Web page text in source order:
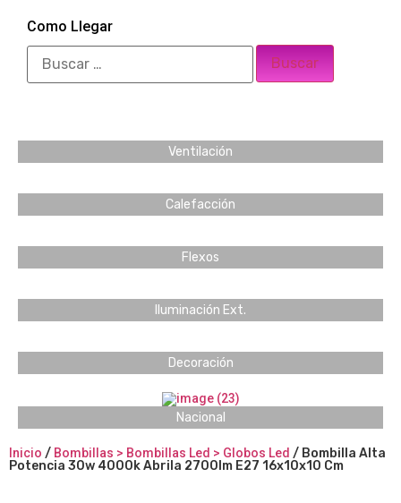
Como Llegar
Ventilación
Calefacción
Flexos
Iluminación Ext.
Decoración
Nacional
Inicio / Bombillas > Bombillas Led > Globos Led / Bombilla Alta
Potencia 30w 4000k Abrila 2700lm E27 16x10x10 Cm